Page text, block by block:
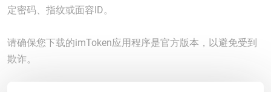
定密码、指纹或面容ID。
请确保您下载的imToken应用程序是官方版本，以避免受到
欺诈。